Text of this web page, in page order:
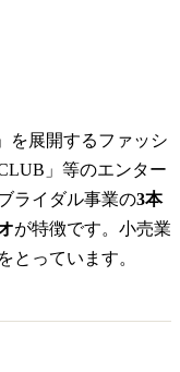
を展開するファッシ
」等のエンター
ライダル事業の3本
が特徴です。小売業
とっています。